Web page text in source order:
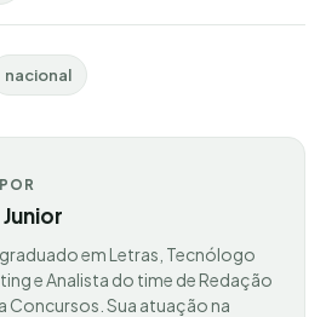
nacional
em Letras, Tecnólogo
e Analista do time de Redação
Concursos. Sua atuação na